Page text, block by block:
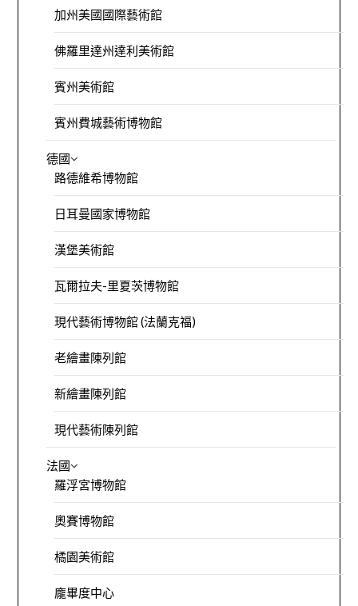
加州美國國際藝術館
佛羅里達州達利美術館
賓州美術館
賓州費城藝術博物館
德國
路德維希博物館
日耳曼國家博物館
漢堡美術館
瓦爾拉夫-里夏茨博物館
現代藝術博物館 (法蘭克福)
老繪畫陳列館
新繪畫陳列館
現代藝術陳列館
法國
羅浮宮博物館
奧賽博物館
橘園美術館
龐畢度中心